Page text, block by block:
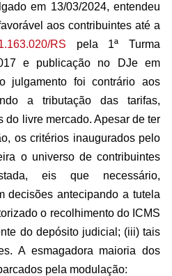
em 13/03/2024, entendeu
aos contribuintes até a
RS pela 1ª Turma
e publicação no DJe em
julgamento foi contrário aos
a tributação das tarifas,
do livre mercado. Apesar de ter
os critérios inaugurados pelo
o universo de contribuintes
eis que necessário,
decisões antecipando a tutela
o recolhimento do ICMS
do depósito judicial; (iii) tais
A esmagadora maioria dos
pela modulação: